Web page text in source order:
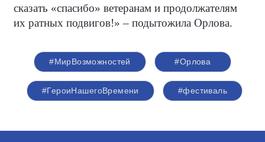
сказать «спасибо» ветеранам и продолжателям
их ратных подвигов!» – подытожила Орлова.
#МирВозможностей #Орлова
#ГероиНашегоВремени #фестиваль